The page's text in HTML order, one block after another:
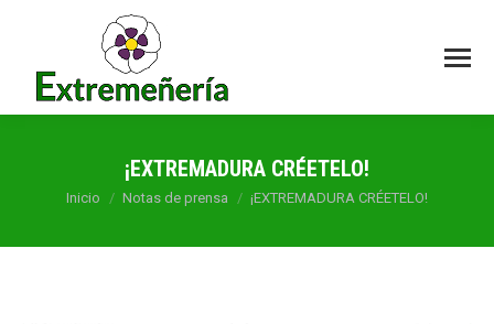
¡EXTREMADURA CRÉETELO!
Estás aquí:
Inicio Notas de prensa ¡EXTREMADURA CRÉETELO!